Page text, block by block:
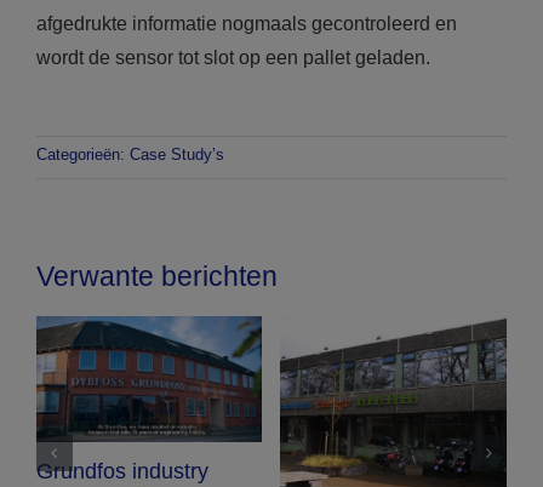
afgedrukte informatie nogmaals gecontroleerd en
wordt de sensor tot slot op een pallet geladen.
Categorieën: Case Study’s
Verwante berichten
Grundfos industry